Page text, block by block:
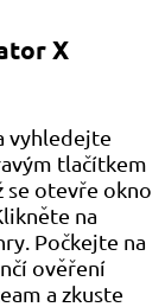
X
vyhledejte
tlačítkem
se otevře okno
na
Počkejte na
ověření
a zkuste